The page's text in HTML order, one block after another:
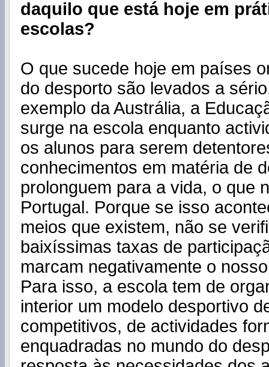
daquilo que está hoje em
escolas?
O que sucede hoje em países
do desporto são levados a
exemplo da Austrália, a
surge na escola enquanto
os alunos para serem
conhecimentos em matéria de
prolonguem para a vida, o que
Portugal. Porque se isso
meios que existem, não se
baixíssimas taxas de
marcam negativamente o
Para isso, a escola tem de
interior um modelo desportivo
competitivos, de actividades
enquadradas no mundo do